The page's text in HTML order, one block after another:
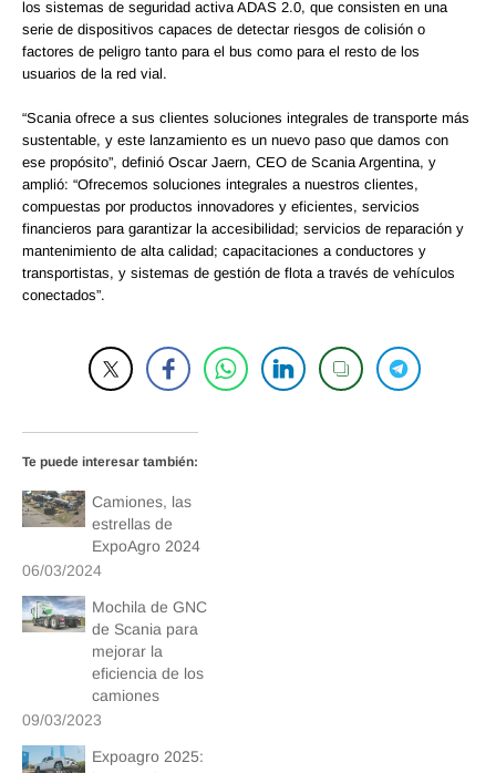
los sistemas de seguridad activa ADAS 2.0, que consisten en una
serie de dispositivos capaces de detectar riesgos de colisión o
factores de peligro tanto para el bus como para el resto de los
usuarios de la red vial.
“Scania ofrece a sus clientes soluciones integrales de transporte más
sustentable, y este lanzamiento es un nuevo paso que damos con
ese propósito”, definió Oscar Jaern, CEO de Scania Argentina, y
amplió: “Ofrecemos soluciones integrales a nuestros clientes,
compuestas por productos innovadores y eficientes, servicios
financieros para garantizar la accesibilidad; servicios de reparación y
mantenimiento de alta calidad; capacitaciones a conductores y
transportistas, y sistemas de gestión de flota a través de vehículos
conectados”.
Te puede interesar también:
Camiones, las
estrellas de
ExpoAgro 2024
06/03/2024
Mochila de GNC
de Scania para
mejorar la
eficiencia de los
camiones
09/03/2023
Expoagro 2025: